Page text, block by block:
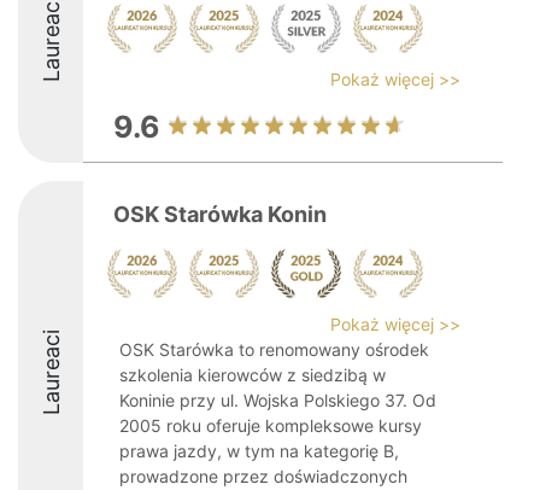
Laureaci Pokaż więcej >>
9.6
Laureaci
OSK Starówka Konin
Pokaż więcej >>
OSK Starówka to renomowany ośrodek
szkolenia kierowców z siedzibą w
Koninie przy ul. Wojska Polskiego 37. Od
2005 roku oferuje kompleksowe kursy
prawa jazdy, w tym na kategorię B,
prowadzone przez doświadczonych